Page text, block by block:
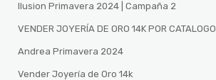
Ilusion Primavera 2024 | Campaña 2
VENDER JOYERÍA DE ORO 14K POR CATALOGO
Andrea Primavera 2024
Vender Joyería de Oro 14k